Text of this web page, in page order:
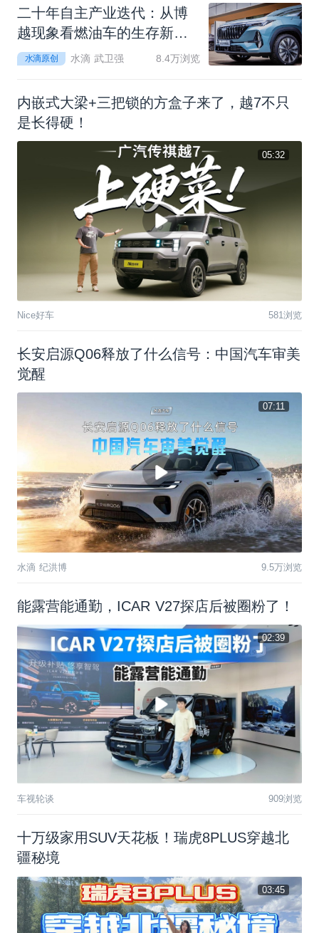
二十年自主产业迭代： 从博
越现象看燃油车的生存新逻
辑水滴原创 水滴 武卫强 8.4万浏览
内嵌式大梁+三把锁的方盒子来了，越7不只
是长得硬！
05:32
Nice好车 581浏览
长安启源Q06释放了什么信号：中国汽车审美
觉醒
07:11
水滴 纪洪博 9.5万浏览
能露营能通勤，ICAR V27探店后被圈粉了！
02:39
车视轮谈 909浏览
十万级家用SUV天花板！瑞虎8PLUS穿越北
疆秘境
03:45